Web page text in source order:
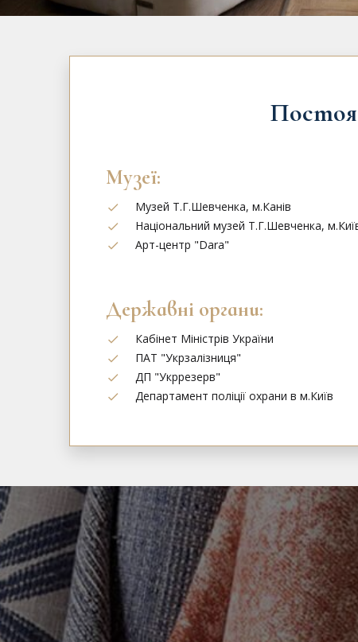
Музеї:
Музей Т.Г.Шевченка, м.Канів
Національний музей Т.Г.Шевченка,
Арт-центр "Dara"
Державні органи:
Кабінет Міністрів України
ПАТ "Укрзалізниця"
ДП "Укррезерв"
Департамент поліції охрани в м.Київ
Отримати
‎+380